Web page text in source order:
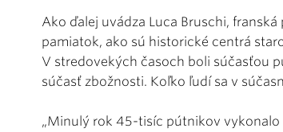
Ako ďalej uvádza Luca Bruschi,
pamiatok, ako sú historické centrá
V stredovekých časoch boli súčasťou
súčasť zbožnosti. Koľko ľudí sa v
„Minulý rok 45-tisíc pútnikov vykonalo